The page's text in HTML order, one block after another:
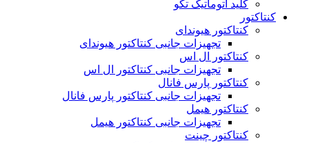
کلید اتوماتیک تکو
کنتاکتور
کنتاکتور هیوندای
تجهیزات جانبی کنتاکتور هیوندای
کنتاکتور ال اس
تجهیزات جانبی کنتاکتور ال اس
کنتاکتور پارس فانال
تجهیزات جانبی کنتاکتور پارس فانال
کنتاکتور هیمل
تجهیزات جانبی کنتاکتور هیمل
کنتاکتور چینت